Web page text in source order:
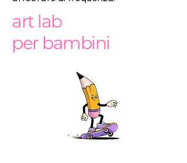
art lab
per bambini